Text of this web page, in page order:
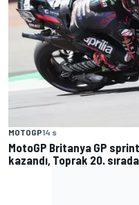
MOTOGP14 s
MotoGP Britanya GP
kazandı, Toprak 20. sırada